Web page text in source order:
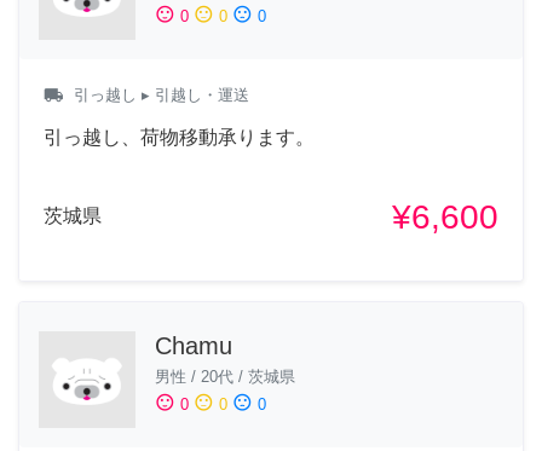
sentiment_satisfied 0 sentiment_neutral 0 sentiment_dissatisfied 0
local_shipping 引っ越し ▸ 引越し・運送
引っ越し、荷物移動承ります。
茨城県 ¥6,600
Chamu
男性 / 20代 / 茨城県
sentiment_satisfied 0 sentiment_neutral 0 sentiment_dissatisfied 0